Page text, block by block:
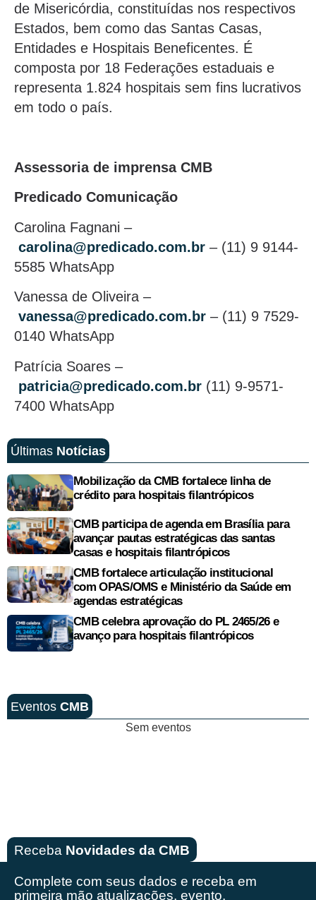
de Misericórdia, constituídas nos respectivos
Estados, bem como das Santas Casas,
Entidades e Hospitais Beneficentes. É
composta por 18 Federações estaduais e
representa 1.824 hospitais sem fins lucrativos
em todo o país.
Assessoria de imprensa CMB
Predicado Comunicação
Carolina Fagnani –
carolina@predicado.com.br – (11) 9 9144-
5585 WhatsApp
Vanessa de Oliveira –
vanessa@predicado.com.br – (11) 9 7529-
0140 WhatsApp
Patrícia Soares –
patricia@predicado.com.br (11) 9-9571-
7400 WhatsApp
Últimas Notícias
Mobilização da CMB fortalece linha de
crédito para hospitais filantrópicos
CMB participa de agenda em Brasília para
avançar pautas estratégicas das santas
casas e hospitais filantrópicos
CMB fortalece articulação institucional
com OPAS/OMS e Ministério da Saúde em
agendas estratégicas
CMB celebra aprovação do PL 2465/26 e
avanço para hospitais filantrópicos
Eventos CMB
Sem eventos
Receba Novidades da CMB
Complete com seus dados e receba em
primeira mão atualizações, evento,